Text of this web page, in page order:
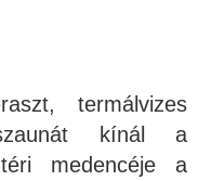
termálvizes
kínál a
medencéje a